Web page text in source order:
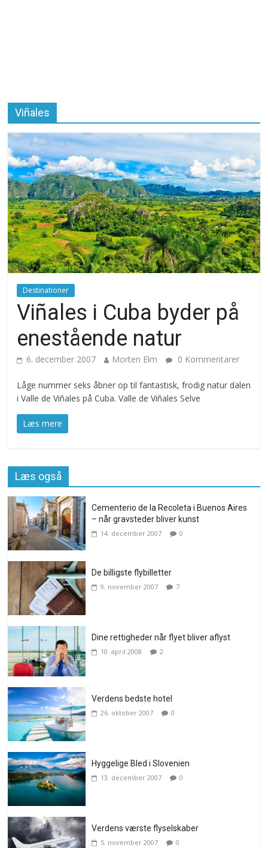
Viñales
Destinationer
Viñales i Cuba byder på
enestående natur
6. december 2007 Morten Elm 0 Kommentarer
Låge nummer seks åbner op til fantastisk, frodig natur dalen
i Valle de Viñales på Cuba. Valle de Viñales Selve
Læs mere
Læs også
Cementerio de la Recoleta i Buenos Aires
– når gravsteder bliver kunst
14. december 2007 0
De billigste flybilletter
9. november 2007 7
Dine rettigheder når flyet bliver aflyst
10. april 2008 2
Verdens bedste hotel
26. oktober 2007 0
Hyggelige Bled i Slovenien
13. december 2007 0
Verdens værste flyselskaber
5. november 2007 0